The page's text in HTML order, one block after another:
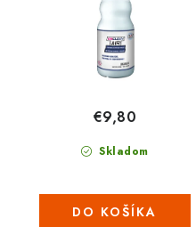
Skladom
€9,80
DO KOŠÍKA